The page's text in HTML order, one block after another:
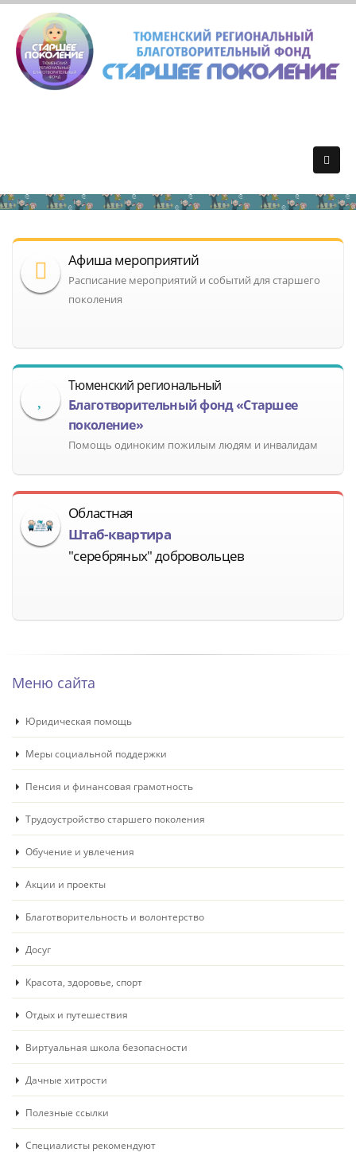
Афиша мероприятий
Расписание мероприятий и событий для старшего
поколения
Тюменский региональный
Благотворительный фонд «Старшее
поколение»
Помощь одиноким пожилым людям и инвалидам
Областная
Штаб-квартира
"серебряных" добровольцев
Меню сайта
Юридическая помощь
Меры социальной поддержки
Пенсия и финансовая грамотность
Трудоустройство старшего поколения
Обучение и увлечения
Акции и проекты
Благотворительность и волонтерство
Досуг
Красота, здоровье, спорт
Отдых и путешествия
Виртуальная школа безопасности
Дачные хитрости
Полезные ссылки
Специалисты рекомендуют